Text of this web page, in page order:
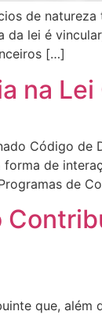
de
lei é
[…]
na
Código
de
de
que,